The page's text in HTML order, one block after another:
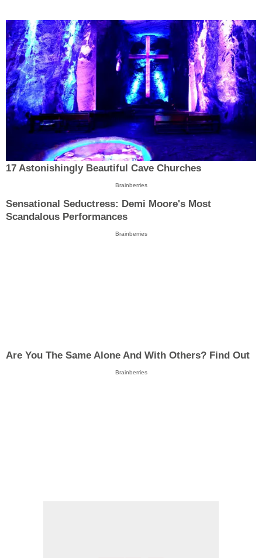
17 Astonishingly Beautiful Cave Churches
Brainberries
Sensational Seductress: Demi Moore's Most
Scandalous Performances
Brainberries
Are You The Same Alone And With Others? Find Out
Brainberries